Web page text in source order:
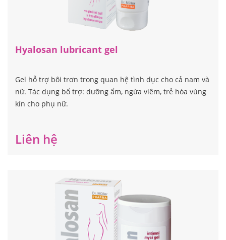
Hyalosan lubricant gel
Gel hỗ trợ bôi trơn trong quan hệ tình dục cho cả nam và
nữ. Tác dụng bổ trợ: dưỡng ẩm, ngừa viêm, trẻ hóa vùng
kín cho phụ nữ.
Liên hệ